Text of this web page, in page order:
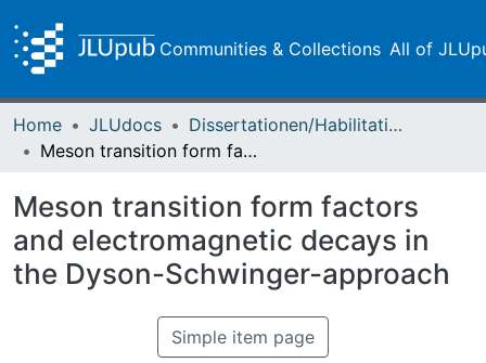
Communities & Collections All of
Home JLUdocs
Dissertationen/Habilitationen
Meson transition form factors and electromagnetic decays in the Dyson-Schwinger-approach
Meson transition form factors
and electromagnetic decays in
the Dyson-Schwinger-approach
Simple item page